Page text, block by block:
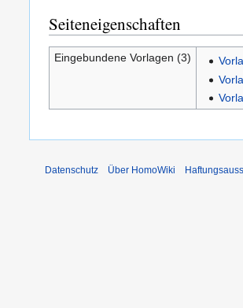
Seiteneigenschaften
Eingebundene Vorlagen (3)
Datenschutz Über HomoWiki